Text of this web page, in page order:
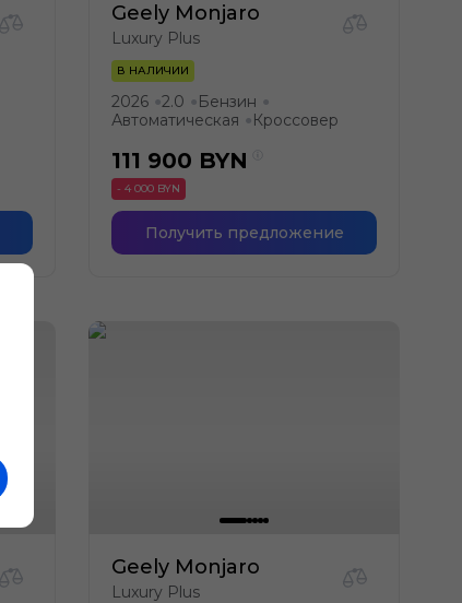
Geely Monjaro
Luxury Plus
В НАЛИЧИИ
2026 ●2.0 ● Бензин ●
Автоматическая ● Кроссовер
111 900 BYN
- 4 000 BYN
Получить предложение
Geely Monjaro
Luxury Plus